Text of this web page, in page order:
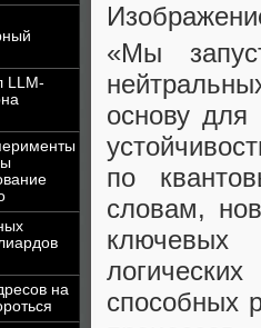
LLM-
на
«Мы
основу для
по
словам,
ключевых
способных